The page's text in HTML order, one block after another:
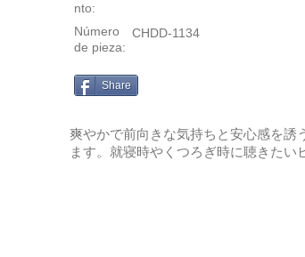
nto:
Número
de pieza:
CHDD-1134
Share
爽やかで前向きな気持ちと安心感を誘
ます。就寝時やくつろぎ時に聴きたい